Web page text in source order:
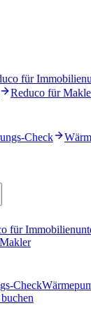
für
Reduco für
Check
für
Check